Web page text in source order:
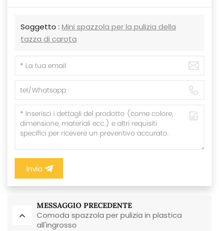
Soggetto : Mini spazzola per la pulizia della
tazza di carota
Invia
MESSAGGIO PRECEDENTE
Comoda spazzola per pulizia in plastica
all'ingrosso